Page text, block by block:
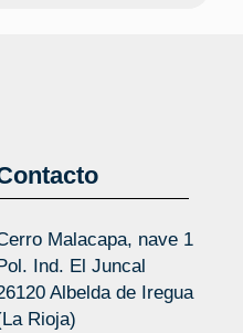
Malacapa, nave 1
Ind. El Juncal
Albelda de Iregua
Rioja)